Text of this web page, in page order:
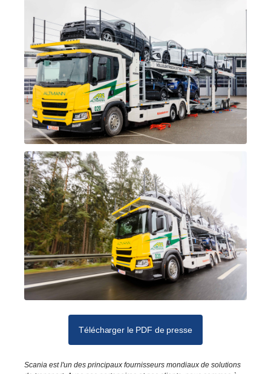
Télécharger le PDF de presse